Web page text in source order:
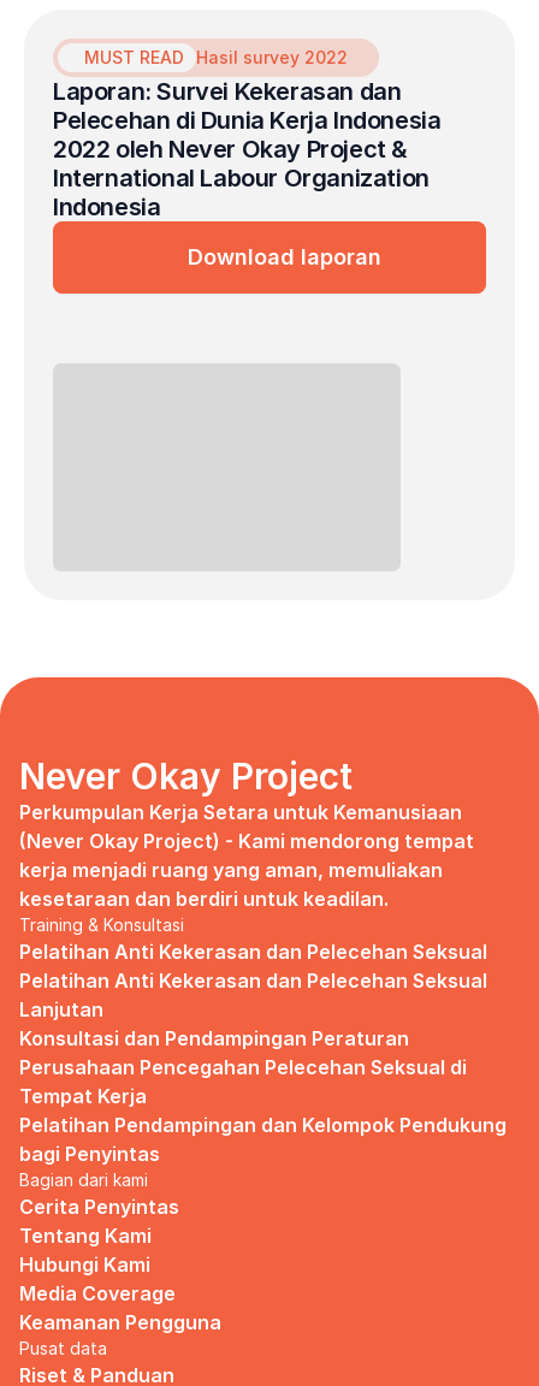
MUST READ Hasil survey 2022
Laporan: Survei Kekerasan dan
Pelecehan di Dunia Kerja Indonesia
2022 oleh Never Okay Project &
International Labour Organization
Indonesia
Download laporan
Never Okay Project
Perkumpulan Kerja Setara untuk Kemanusiaan
(Never Okay Project) - Kami mendorong tempat
kerja menjadi ruang yang aman, memuliakan
kesetaraan dan berdiri untuk keadilan.
Training & Konsultasi
Pelatihan Anti Kekerasan dan Pelecehan Seksual
Pelatihan Anti Kekerasan dan Pelecehan Seksual
Lanjutan
Konsultasi dan Pendampingan Peraturan
Perusahaan Pencegahan Pelecehan Seksual di
Tempat Kerja
Pelatihan Pendampingan dan Kelompok Pendukung
bagi Penyintas
Bagian dari kami
Cerita Penyintas
Tentang Kami
Hubungi Kami
Media Coverage
Keamanan Pengguna
Pusat data
Riset & Panduan